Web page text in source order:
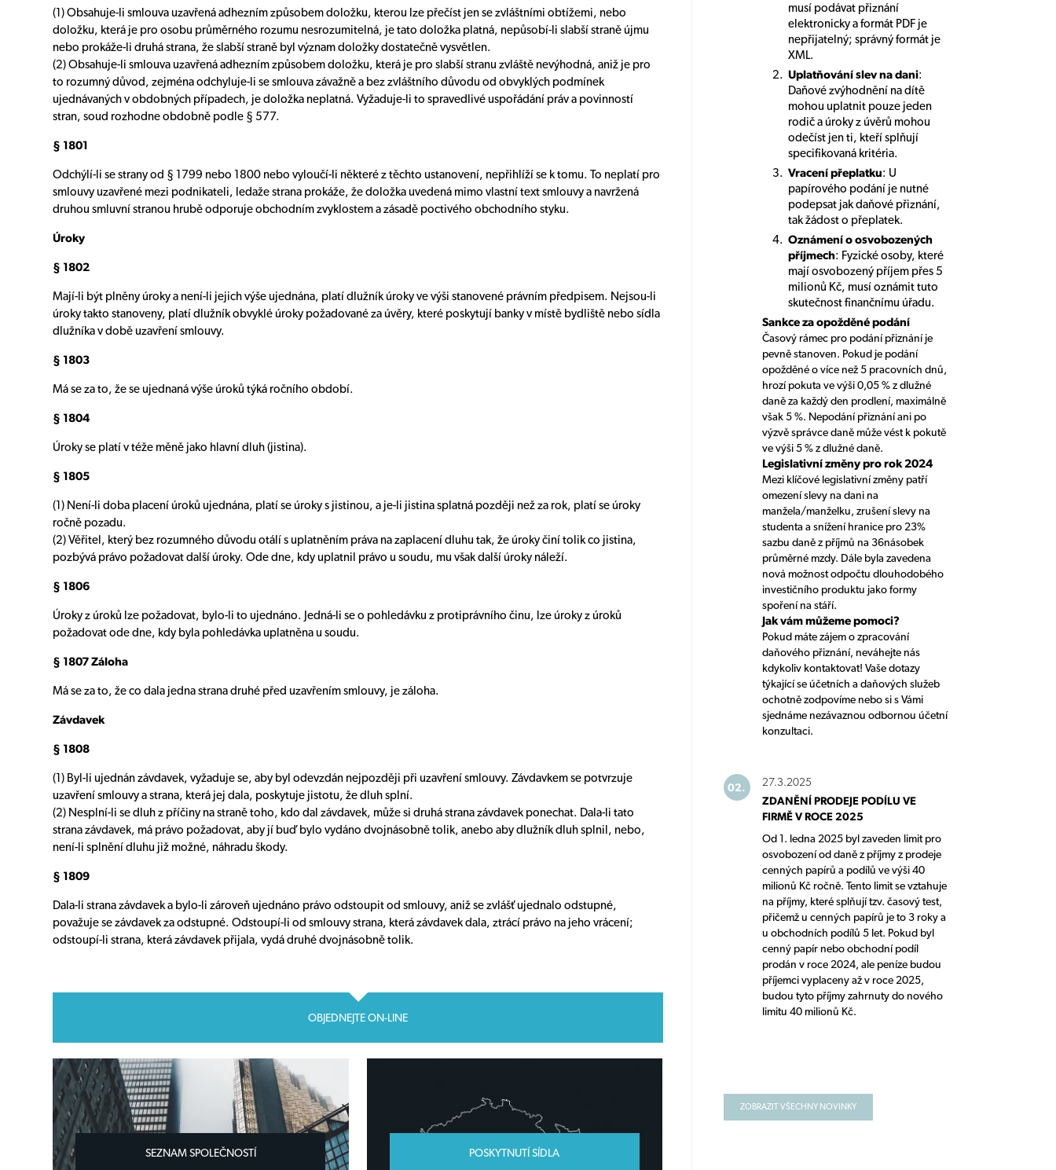
(1) Obsahuje-li smlouva uzavřená adhezním způsobem doložku, kterou lze přečíst jen se zvláštními obtížemi, nebo
doložku, která je pro osobu průměrného rozumu nesrozumitelná, je tato doložka platná, nepůsobí-li slabší straně újmu
nebo prokáže-li druhá strana, že slabší straně byl význam doložky dostatečně vysvětlen.
(2) Obsahuje-li smlouva uzavřená adhezním způsobem doložku, která je pro slabší stranu zvláště nevýhodná, aniž je pro
to rozumný důvod, zejména odchyluje-li se smlouva závažně a bez zvláštního důvodu od obvyklých podmínek
ujednávaných v obdobných případech, je doložka neplatná. Vyžaduje-li to spravedlivé uspořádání práv a povinností
stran, soud rozhodne obdobně podle § 577.
§ 1801
Odchýlí-li se strany od § 1799 nebo 1800 nebo vyloučí-li některé z těchto ustanovení, nepřihlíží se k tomu. To neplatí pro
smlouvy uzavřené mezi podnikateli, ledaže strana prokáže, že doložka uvedená mimo vlastní text smlouvy a navržená
druhou smluvní stranou hrubě odporuje obchodním zvyklostem a zásadě poctivého obchodního styku.
Úroky
§ 1802
Mají-li být plněny úroky a není-li jejich výše ujednána, platí dlužník úroky ve výši stanovené právním předpisem. Nejsou-li
úroky takto stanoveny, platí dlužník obvyklé úroky požadované za úvěry, které poskytují banky v místě bydliště nebo sídla
dlužníka v době uzavření smlouvy.
§ 1803
Má se za to, že se ujednaná výše úroků týká ročního období.
§ 1804
Úroky se platí v téže měně jako hlavní dluh (jistina).
§ 1805
(1) Není-li doba placení úroků ujednána, platí se úroky s jistinou, a je-li jistina splatná později než za rok, platí se úroky
ročně pozadu.
(2) Věřitel, který bez rozumného důvodu otálí s uplatněním práva na zaplacení dluhu tak, že úroky činí tolik co jistina,
pozbývá právo požadovat další úroky. Ode dne, kdy uplatnil právo u soudu, mu však další úroky náleží.
§ 1806
Úroky z úroků lze požadovat, bylo-li to ujednáno. Jedná-li se o pohledávku z protiprávního činu, lze úroky z úroků
požadovat ode dne, kdy byla pohledávka uplatněna u soudu.
§ 1807 Záloha
Má se za to, že co dala jedna strana druhé před uzavřením smlouvy, je záloha.
Závdavek
§ 1808
(1) Byl-li ujednán závdavek, vyžaduje se, aby byl odevzdán nejpozději při uzavření smlouvy. Závdavkem se potvrzuje
uzavření smlouvy a strana, která jej dala, poskytuje jistotu, že dluh splní.
(2) Nesplní-li se dluh z příčiny na straně toho, kdo dal závdavek, může si druhá strana závdavek ponechat. Dala-li tato
strana závdavek, má právo požadovat, aby jí buď bylo vydáno dvojnásobně tolik, anebo aby dlužník dluh splnil, nebo,
není-li splnění dluhu již možné, náhradu škody.
§ 1809
Dala-li strana závdavek a bylo-li zároveň ujednáno právo odstoupit od smlouvy, aniž se zvlášť ujednalo odstupné,
považuje se závdavek za odstupné. Odstoupí-li od smlouvy strana, která závdavek dala, ztrácí právo na jeho vrácení;
odstoupí-li strana, která závdavek přijala, vydá druhé dvojnásobně tolik.
OBJEDNEJTE ON-LINE
SEZNAM SPOLEČNOSTÍ POSKYTNUTÍ SÍDLA
musí podávat přiznání
elektronicky a formát PDF je
nepřijatelný; správný formát je
XML.
Uplatňování slev na dani:
Daňové zvýhodnění na dítě
mohou uplatnit pouze jeden
rodič a úroky z úvěrů mohou
odečíst jen ti, kteří splňují
specifikovaná kritéria.
Vracení přeplatku: U
papírového podání je nutné
podepsat jak daňové přiznání,
tak žádost o přeplatek.
Oznámení o osvobozených
příjmech: Fyzické osoby, které
mají osvobozený příjem přes 5
milionů Kč, musí oznámit tuto
skutečnost finančnímu úřadu.
Sankce za opožděné podání
Časový rámec pro podání přiznání je
pevně stanoven. Pokud je podání
opožděné o více než 5 pracovních dnů,
hrozí pokuta ve výši 0,05 % z dlužné
daně za každý den prodlení, maximálně
však 5 %. Nepodání přiznání ani po
výzvě správce daně může vést k pokutě
ve výši 5 % z dlužné daně.
Legislativní změny pro rok 2024
Mezi klíčové legislativní změny patří
omezení slevy na dani na
manžela/manželku, zrušení slevy na
studenta a snížení hranice pro 23%
sazbu daně z příjmů na 36násobek
průměrné mzdy. Dále byla zavedena
nová možnost odpočtu dlouhodobého
investičního produktu jako formy
spoření na stáří.
Jak vám můžeme pomoci?
Pokud máte zájem o zpracování
daňového přiznání, neváhejte nás
kdykoliv kontaktovat! Vaše dotazy
týkající se účetních a daňových služeb
ochotně zodpovíme nebo si s Vámi
sjednáme nezávaznou odbornou účetní
konzultaci.
02.
27.3.2025
ZDANĚNÍ PRODEJE PODÍLU VE
FIRMĚ V ROCE 2025
Od 1. ledna 2025 byl zaveden limit pro
osvobození od daně z příjmy z prodeje
cenných papírů a podílů ve výši 40
milionů Kč ročně. Tento limit se vztahuje
na příjmy, které splňují tzv. časový test,
přičemž u cenných papírů je to 3 roky a
u obchodních podílů 5 let. Pokud byl
cenný papír nebo obchodní podíl
prodán v roce 2024, ale peníze budou
příjemci vyplaceny až v roce 2025,
budou tyto příjmy zahrnuty do nového
limitu 40 milionů Kč.
ZOBRAZIT VŠECHNY NOVINKY